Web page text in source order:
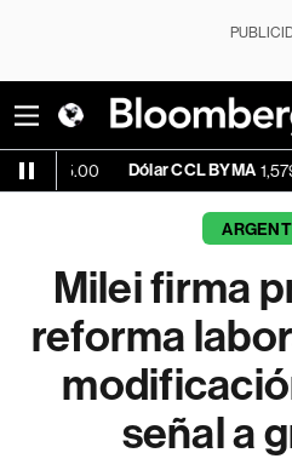
Dólar CCL BYMA 1,579.25
Milei firma
reforma
señal a